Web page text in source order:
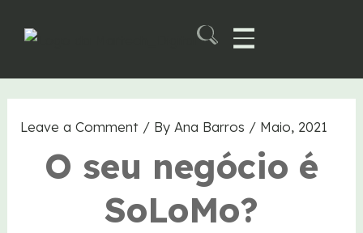
Leave a Comment / ByAna Barros / Maio, 2021
O seu negócio é
SoLoMo?